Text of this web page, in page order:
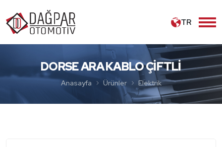
TR
DORSE ARA KABLO ÇİFTLİ
Anasayfa Ürünler Elektrik